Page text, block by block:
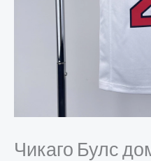
Чикаго Булс